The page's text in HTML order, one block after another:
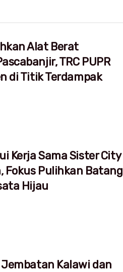
Alat Berat
TRC PUPR
di Titik Terdampak
Kerja Sama Sister City
Fokus Pulihkan Batang
Hijau
Kalawi dan